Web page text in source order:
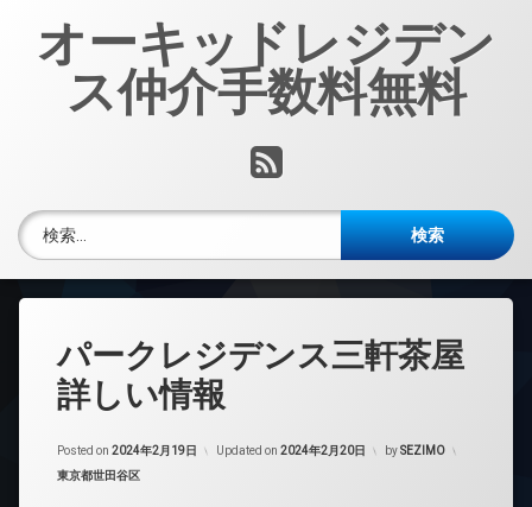
オーキッドレジデン
ス仲介手数料無料
RSS
検索:
パークレジデンス三軒茶屋
詳しい情報
Posted on 2024年2月19日 Updated on 2024年2月20日 bySEZIMO
カテゴリー:
東京都世田谷区